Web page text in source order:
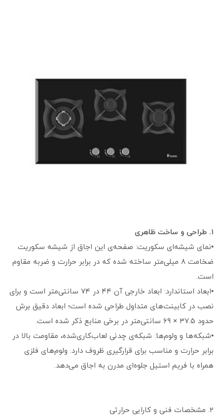
۱. طراحی و ساخت ظاهری
•نمای شیشه‌ای سکوریت: صفحه‌ی این اجاق از شیشه سکوریت
ضخامت ۸ میلی‌متر ساخته شده که در برابر حرارت و ضربه مقاوم
است.
•ابعاد استاندارد: ابعاد خارجی آن ۴۴ در ۷۴ سانتی‌متر است و برای
نصب در کابینت‌های متداول طراحی شده است؛ ابعاد دقیق برش
حدود ۳۷.۵ × ۶۹ سانتی‌متر در برخی منابع ذکر شده است.
•شبکه‌ها و ولوم‌ها: شبکه‌ی چدنی لعاب‌کاری‌شده، مقاومت بالا در
برابر حرارت و مناسب برای قرارگیری ظروف دارد. ولوم‌های فلزی
همراه با فریم استیل جلوه‌ای مدرن به اجاق می‌دهد.
۲. مشخصات فنی و کارایی حرارتی